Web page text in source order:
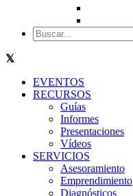
EVENTOS
RECURSOS
Guías
Informes
Presentaciones
Vídeos
SERVICIOS
Asesoramiento
Emprendimiento
Diagnósticos